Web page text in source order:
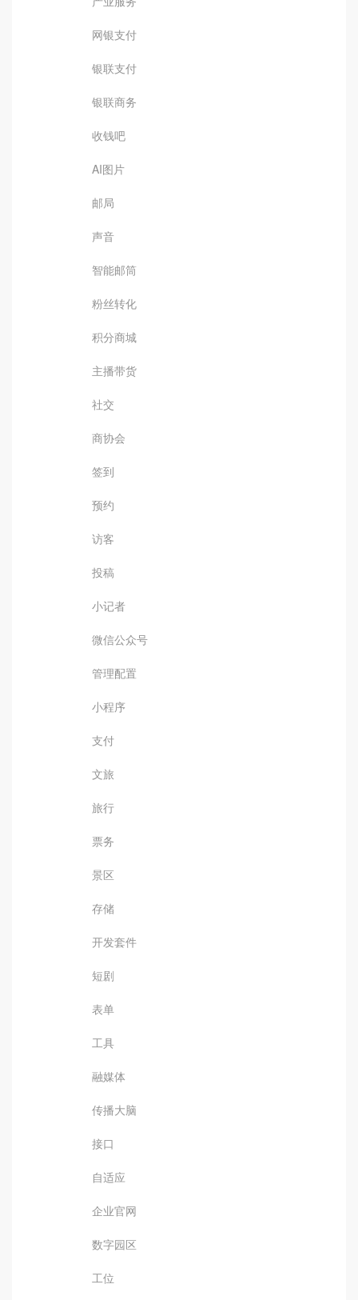
网银支付
银联支付
银联商务
收钱吧
AI图片
邮局
声音
智能邮筒
粉丝转化
积分商城
主播带货
社交
商协会
签到
预约
访客
投稿
小记者
微信公众号
管理配置
小程序
支付
文旅
旅行
票务
景区
存储
开发套件
短剧
表单
工具
融媒体
传播大脑
接口
自适应
企业官网
数字园区
工位